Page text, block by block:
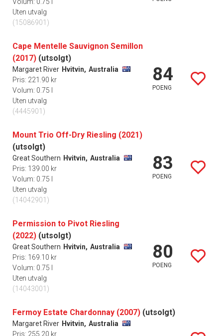
Uten utvalg
(15086901)
Cape Mentelle Sauvignon Semillon
(2017) (utsolgt)
Margaret River Hvitvin, Australia
Pris: 221.90 kr
Volum: 0.75 l
Uten utvalg
(4445901)
84
POENG
Mount Trio Off-Dry Riesling (2021)
(utsolgt)
Great Southern Hvitvin, Australia
Pris: 139.00 kr
Volum: 0.75 l
Uten utvalg
(14042901)
83
POENG
Permission to Pivot Riesling
(2022) (utsolgt)
Great Southern Hvitvin, Australia
Pris: 169.10 kr
Volum: 0.75 l
Uten utvalg
(14043001)
80
POENG
Fermoy Estate Chardonnay (2007) (utsolgt)
Margaret River Hvitvin, Australia
Pris: 255.20 kr